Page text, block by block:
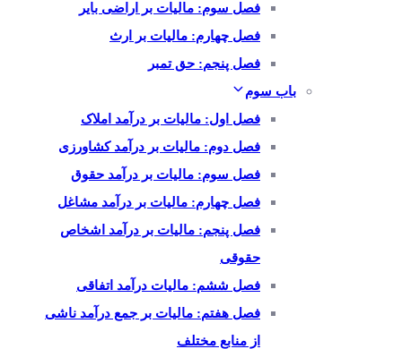
فصل سوم: مالیات بر اراضی بایر
فصل چهارم: مالیات بر ارث
فصل پنجم: حق تمبر
باب سوم
فصل اول: مالیات بر درآمد املاک
فصل دوم: مالیات بر درآمد کشاورزی
فصل سوم: مالیات بر درآمد حقوق
فصل چهارم: مالیات بر درآمد مشاغل
فصل پنجم: مالیات بر درآمد اشخاص
حقوقی
فصل ششم: مالیات درآمد اتفاقی
فصل هفتم: مالیات بر جمع درآمد ناشی
از منابع مختلف